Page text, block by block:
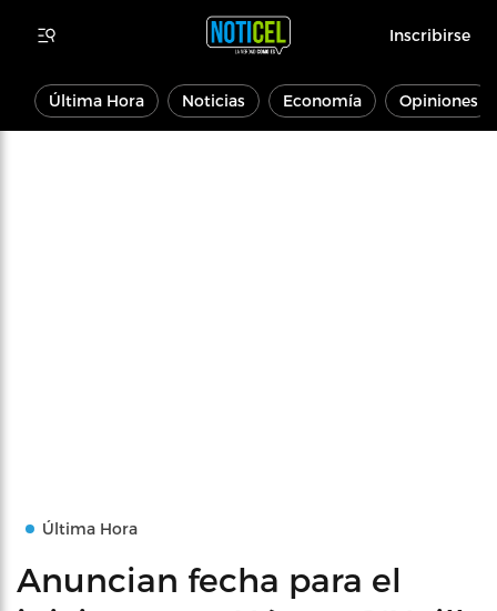
Inscribirse
Última Hora Noticias Economía Opiniones
Última Hora
Anuncian fecha para el